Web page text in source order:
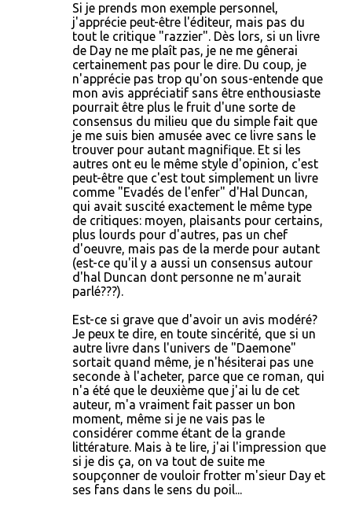
Si je prends mon exemple personnel,
j'apprécie peut-être l'éditeur, mais pas du
tout le critique "razzier". Dès lors, si un livre
de Day ne me plaît pas, je ne me gênerai
certainement pas pour le dire. Du coup, je
n'apprécie pas trop qu'on sous-entende que
mon avis appréciatif sans être enthousiaste
pourrait être plus le fruit d'une sorte de
consensus du milieu que du simple fait que
je me suis bien amusée avec ce livre sans le
trouver pour autant magnifique. Et si les
autres ont eu le même style d'opinion, c'est
peut-être que c'est tout simplement un livre
comme "Evadés de l'enfer" d'Hal Duncan,
qui avait suscité exactement le même type
de critiques: moyen, plaisants pour certains,
plus lourds pour d'autres, pas un chef
d'oeuvre, mais pas de la merde pour autant
(est-ce qu'il y a aussi un consensus autour
d'hal Duncan dont personne ne m'aurait
parlé???).
Est-ce si grave que d'avoir un avis modéré?
Je peux te dire, en toute sincérité, que si un
autre livre dans l'univers de "Daemone"
sortait quand même, je n'hésiterai pas une
seconde à l'acheter, parce que ce roman, qui
n'a été que le deuxième que j'ai lu de cet
auteur, m'a vraiment fait passer un bon
moment, même si je ne vais pas le
considérer comme étant de la grande
littérature. Mais à te lire, j'ai l'impression que
si je dis ça, on va tout de suite me
soupçonner de vouloir frotter m'sieur Day et
ses fans dans le sens du poil...